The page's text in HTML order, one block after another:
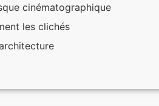
cinématographique
les clichés